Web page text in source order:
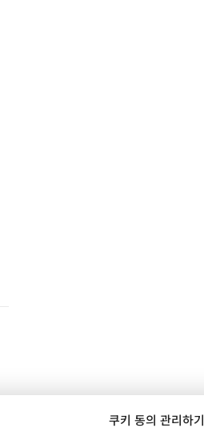
쿠키 동의 관리하기